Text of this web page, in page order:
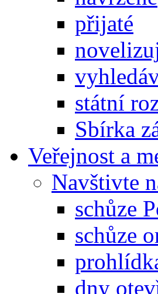
přijaté
státní
Sbírka
Veřejnost a
Navštivte
schůze
schůze
dny